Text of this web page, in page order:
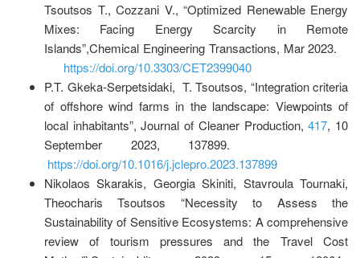
Tsoutsos T., Cozzani V., “Optimized Renewable Energy
Mixes: Facing Energy Scarcity in Remote
Islands”,Chemical Engineering Transactions, Mar 2023.
https://doi.org/10.3303/CET2399040
P.T. Gkeka-Serpetsidaki, T. Tsoutsos, “Integration criteria
of offshore wind farms in the landscape: Viewpoints of
local inhabitants”, Journal of Cleaner Production,417, 10
September 2023, 137899.
https://doi.org/10.1016/j.jclepro.2023.137899
Nikolaos Skarakis, Georgia Skiniti, Stavroula Tournaki,
Theocharis Tsoutsos “Necessity to Assess the
Sustainability of Sensitive Ecosystems: A comprehensive
review of tourism pressures and the Travel Cost